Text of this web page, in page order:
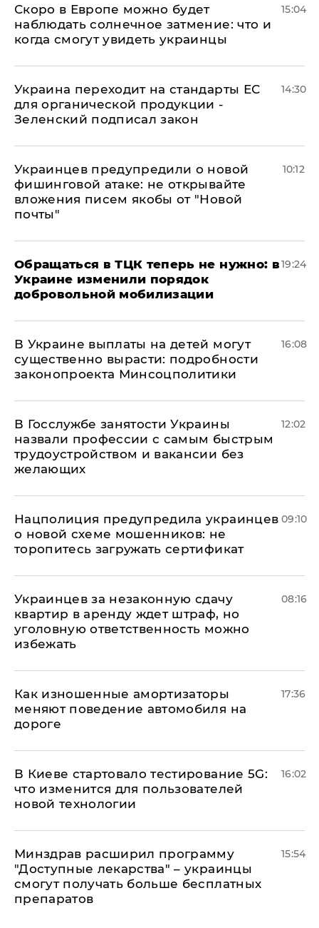
Скоро в Европе можно будет
наблюдать солнечное затмение: что и
когда смогут увидеть украинцы
15:04
Украина переходит на стандарты ЕС
для органической продукции -
Зеленский подписал закон
14:30
Украинцев предупредили о новой
фишинговой атаке: не открывайте
вложения писем якобы от "Новой
почты"
10:12
Обращаться в ТЦК теперь не нужно: в
Украине изменили порядок
добровольной мобилизации
19:24
В Украине выплаты на детей могут
существенно вырасти: подробности
законопроекта Минсоцполитики
16:08
В Госслужбе занятости Украины
назвали профессии с самым быстрым
трудоустройством и вакансии без
желающих
12:02
Нацполиция предупредила украинцев
о новой схеме мошенников: не
торопитесь загружать сертификат
09:10
Украинцев за незаконную сдачу
квартир в аренду ждет штраф, но
уголовную ответственность можно
избежать
08:16
Как изношенные амортизаторы
меняют поведение автомобиля на
дороге
17:36
В Киеве стартовало тестирование 5G:
что изменится для пользователей
новой технологии
16:02
Минздрав расширил программу
"Доступные лекарства" – украинцы
смогут получать больше бесплатных
препаратов
15:54